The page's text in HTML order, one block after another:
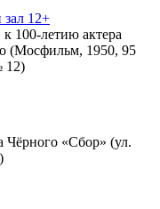
12+
100-летию актера
(Мосфильм, 1950, 95
12)
Чёрного «Сбор» (ул.